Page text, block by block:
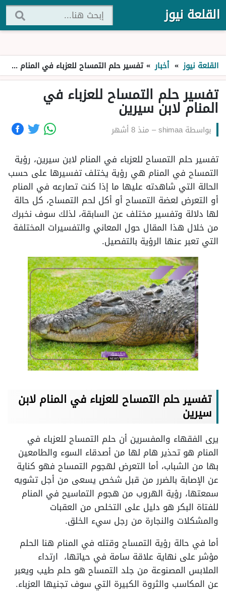
القلعة نيوز
القلعة نيوز » أخبار » تفسير حلم التمساح للعزباء في المنام لابن سيرين
تفسير حلم التمساح للعزباء في
المنام لابن سيرين
بواسطةshimaa
– منذ 8 أشهر
تفسير حلم التمساح للعزباء في المنام لابن سيرين، رؤية
التمساح في المنام هي رؤية يختلف تفسيرها على حسب
الحالة التي شاهدته عليها ما إذا كنت تصارعه في المنام
أو التعرض لعضة التمساح أو أكل لحم التمساح، كل حالة
لها دلالة وتفسير مختلف عن السابقة، لذلك سوف نخبرك
من خلال هذا المقال حول المعاني والتفسيرات المختلفة
التي تعبر عنها الرؤية بالتفصيل.
تفسير حلم التمساح للعزباء في المنام لابن
سيرين
يرى الفقهاء والمفسرين أن حلم التمساح للعزباء في
المنام هو تحذير هام لها من أصدقاء السوء والطامعين
بها من الشباب، أما التعرض لهجوم التمساح فهو كناية
عن الإصابة بالضرر من قبل شخص يسعى من أجل تشويه
سمعتها، رؤية الهروب من هجوم التماسيح في المنام
للفتاة البكر هو دليل على التخلص من العقبات
والمشكلات والنجارة من رجل سيء الخلق.
أما في حالة رؤية التمساح وقتله في المنام هنا الحلم
مؤشر على نهاية علاقة سامة في حياتها، ارتداء
الملابس المصنوعة من جلد التمساح هو حلم طيب ويعبر
عن المكاسب والثروة الكبيرة التي سوف تجنيها العزباء.